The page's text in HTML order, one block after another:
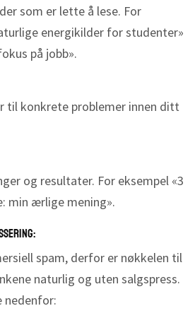
som er lette å lese. For
energikilder for studenter»
på jobb».
til konkrete problemer innen ditt
og resultater. For eksempel «3
min ærlige mening».
spam, derfor er nøkkelen til
naturlig og uten salgspress.
nedenfor: